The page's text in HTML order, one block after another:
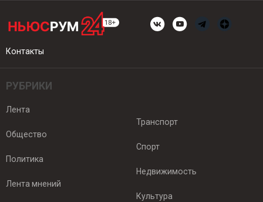
Контакты
РУБРИКИ
Лента
Общество
Политика
Лента мнений
Транспорт
Спорт
Недвижимость
Культура